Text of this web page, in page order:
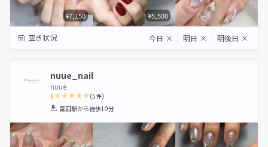
¥7,150 ¥5,500
空き状況 今日 × 明日 × 明後日 ×
nuue_nail
nuuë
5
1 2 3 4 5
(5件)
富田駅から徒歩10分